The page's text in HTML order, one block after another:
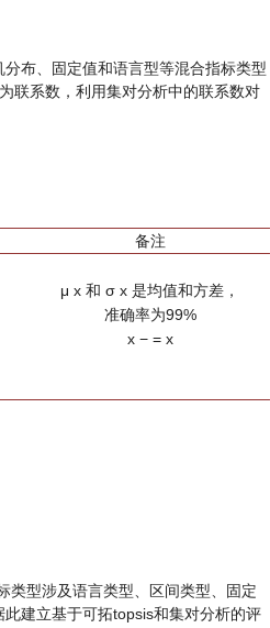
布、固定值和语言型等混合指标类型
联系数，利用集对分析中的联系数对
备注
μ x 和 σ x 是均值和方差，
准确率为99%
x − = x
类型涉及语言类型、区间类型、固定
建立基于可拓topsis和集对分析的评